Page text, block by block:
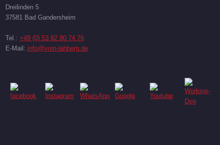
Dreilinden 5
37581 Bad Gandersheim
Tel.: +49 (0) 53 82 90 74 76
E-Mail: info@vom-lahberg.de